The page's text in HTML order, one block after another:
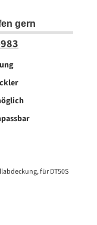
gern
für DT50S